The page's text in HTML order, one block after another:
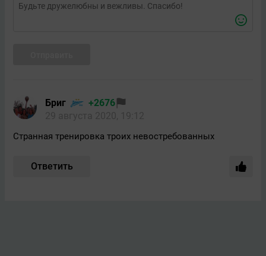
Бриг
+2676
Странная тренировка троих невостребованных
Ответить